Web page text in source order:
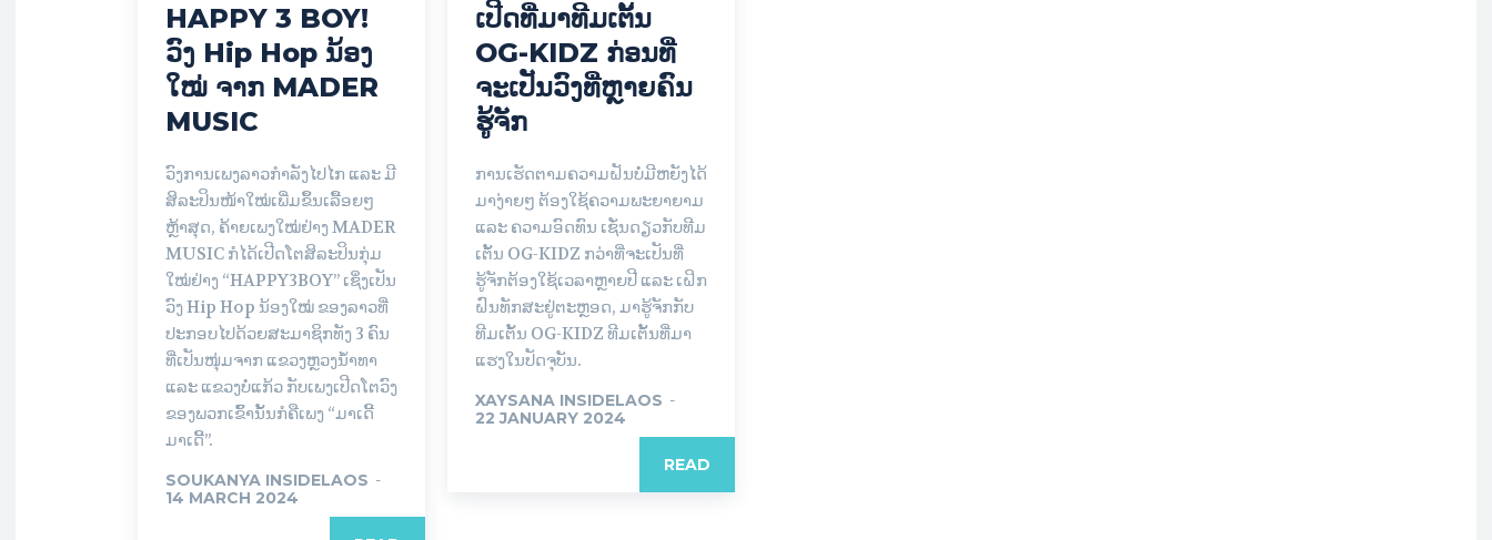
HAPPY 3 BOY!
ວົງ Hip Hop ນ້ອງ
ໃໝ່ ຈາກ MADER
MUSIC
ວົງການເພງລາວກໍາລັງໄປໄກ ແລະ ມີ
ສິລະປິນໜ້າໃໝ່ເພີ່ມຂຶ້ນເລື້ອຍໆ
ຫຼ້າສຸດ, ຄ້າຍເພງໃໝ່ຢ່າງ MADER
MUSIC ກໍໄດ້ເປີດໂຕສິລະປິນກຸ່ມ
ໃໝ່ຢ່າງ “HAPPY3BOY” ເຊິ່ງເປັນ
ວົງ Hip Hop ນ້ອງໃໝ່ ຂອງລາວທີ່
ປະກອບໄປດ້ວຍສະມາຊິກທັງ 3 ຄົນ
ທີ່ເປັນໜຸ່ມຈາກ ແຂວງຫຼວງນໍ້າທາ
ແລະ ແຂວງບໍ່ແກ້ວ ກັບເພງເປີດໂຕວົງ
ຂອງພວກເຂົ້ານັ້ນກໍຄືເພງ “ມາເດີ້
ມາເດີ້”.
SOUKANYA INSIDELAOS -
14 MARCH 2024
ເປີດທີ່ມາທີມເຕັ້ນ
OG-KIDZ ກ່ອນທີ່
ຈະເປັນວົງທີ່ຫຼາຍຄົນ
ຮູ້ຈັກ
ການເຮັດຕາມຄວາມຝັນບໍ່ມີຫຍັງໄດ້
ມາງ່າຍໆ ຕ້ອງໃຊ້ຄວາມພະຍາຍາມ
ແລະ ຄວາມອົດທົນ ເຊັ່ນດຽວກັບທີມ
ເຕັ້ນ OG-KIDZ ກວ່າທີ່ຈະເປັນທີ່
ຮູ້ຈັກຕ້ອງໃຊ້ເວລາຫຼາຍປີ ແລະ ເຝິກ
ຝົນທັກສະຢູ່ຕະຫຼອດ, ມາຮູ້ຈັກກັບ
ທີມເຕັ້ນ OG-KIDZ ທີມເຕັ້ນທີ່ມາ
ແຮງໃນປັດຈຸບັນ.
XAYSANA INSIDELAOS -
22 JANUARY 2024
READ